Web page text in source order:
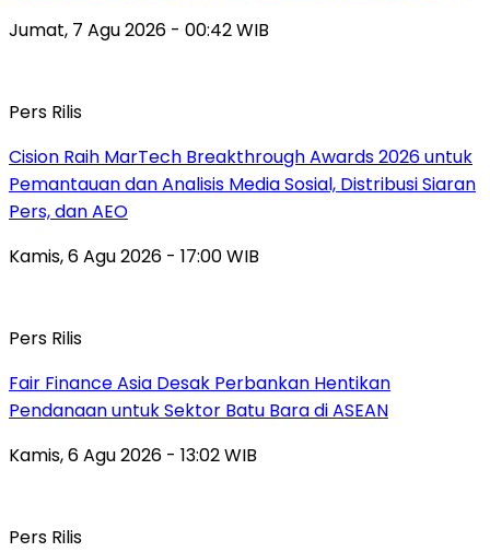
Jumat, 7 Agu 2026 - 00:42 WIB
Pers Rilis
Cision Raih MarTech Breakthrough Awards 2026 untuk
Pemantauan dan Analisis Media Sosial, Distribusi Siaran
Pers, dan AEO
Kamis, 6 Agu 2026 - 17:00 WIB
Pers Rilis
Fair Finance Asia Desak Perbankan Hentikan
Pendanaan untuk Sektor Batu Bara di ASEAN
Kamis, 6 Agu 2026 - 13:02 WIB
Pers Rilis